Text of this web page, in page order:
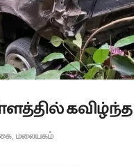
கவிழ்ந்த
மலையகம்